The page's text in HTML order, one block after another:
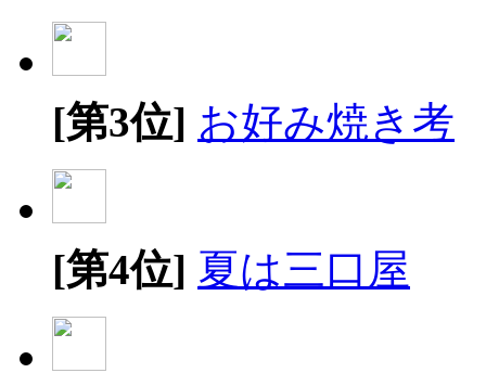
[第3位] お好み焼き考
[第4位] 夏は三口屋